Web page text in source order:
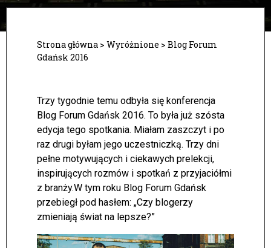
Strona główna > Wyróżnione > Blog Forum
Gdańsk 2016
Trzy tygodnie temu odbyła się konferencja
Blog Forum Gdańsk 2016. To była już szósta
edycja tego spotkania. Miałam zaszczyt i po
raz drugi byłam jego uczestniczką. Trzy dni
pełne motywujących i ciekawych prelekcji,
inspirujących rozmów i spotkań z przyjaciółmi
z branży.W tym roku Blog Forum Gdańsk
przebiegł pod hasłem: „Czy blogerzy
zmieniają świat na lepsze?”